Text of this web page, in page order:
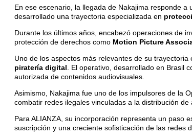
En ese escenario, la llegada de Nakajima responde
desarrollado una trayectoria especializada en
Durante los últimos años, encabezó operaciones de
protección de derechos como Motion Picture
Uno de los aspectos más relevantes de su
piratería digital . El operativo, desarrollado en Brasil
autorizada de contenidos audiovisuales.
Asimismo, Nakajima fue uno de los impulsores de la
combatir redes ilegales vinculadas a la distribución de
Para ALIANZA, su incorporación representa un paso
suscripción y una creciente sofisticación de las redes